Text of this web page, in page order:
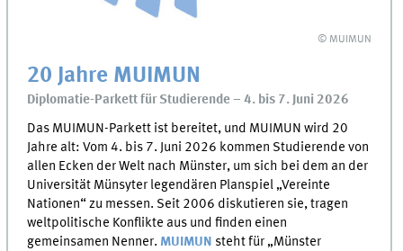
© MUIMUN
20 Jahre MUIMUN
Diplomatie-Parkett für Studierende – 4. bis 7. Juni 2026
Das MUIMUN-Parkett ist bereitet, und MUIMUN wird 20
Jahre alt: Vom 4. bis 7. Juni 2026 kommen Studierende von
allen Ecken der Welt nach Münster, um sich bei dem an der
Universität Münsyter legendären Planspiel „Vereinte
Nationen“ zu messen. Seit 2006 diskutieren sie, tragen
weltpolitische Konflikte aus und finden einen
gemeinsamen Nenner. MUIMUN steht für „Münster